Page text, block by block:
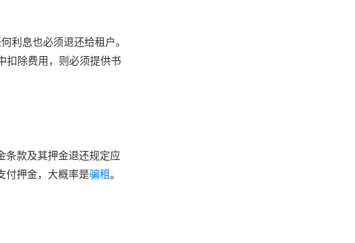
利息也必须退还给租户。
扣除费用，则必须提供书
条款及其押金退还规定应
付押金，大概率是骗租。